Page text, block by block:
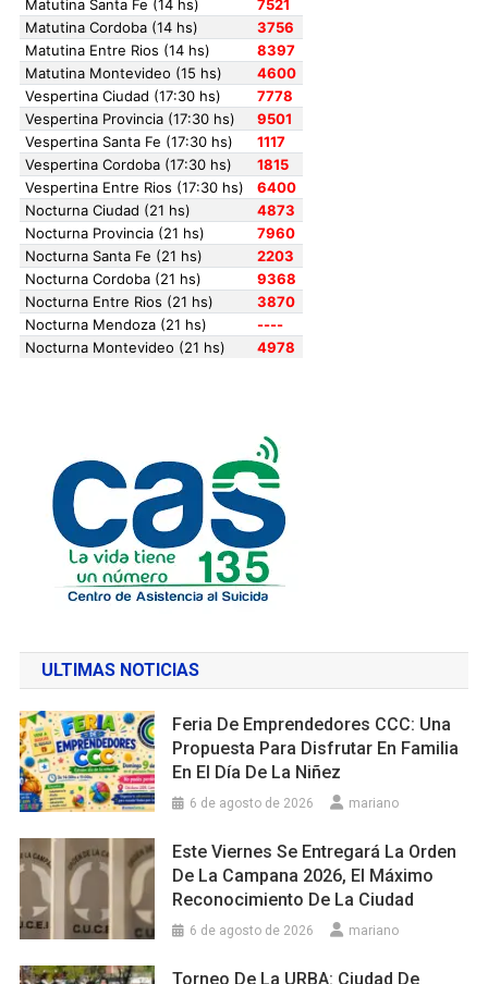
ULTIMAS NOTICIAS
Feria De Emprendedores CCC: Una
Propuesta Para Disfrutar En Familia
En El Día De La Niñez
6 de agosto de 2026 mariano
Este Viernes Se Entregará La Orden
De La Campana 2026, El Máximo
Reconocimiento De La Ciudad
6 de agosto de 2026 mariano
Torneo De La URBA: Ciudad De